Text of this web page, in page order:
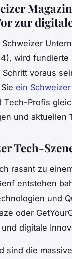
zur
wird
voraus
ein
Tech-Profis
und aktuellen
Tech-
rasant zu
entstehen
und
oder
digitale
sind die